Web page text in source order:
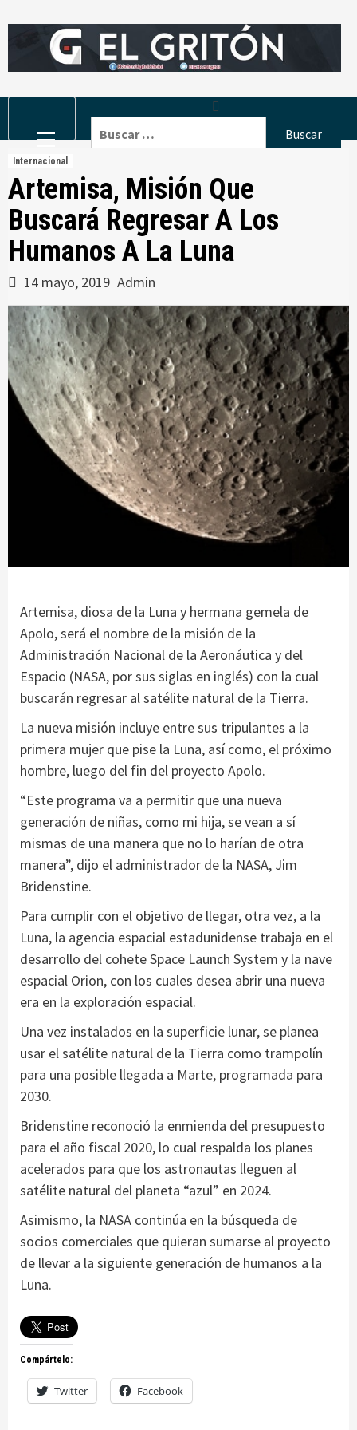
to
Menu
Internacional
Artemisa, Misión Que
Buscará Regresar A Los
Humanos A La Luna
14 mayo, 2019 Admin
Artemisa, diosa de la Luna y hermana gemela de
Apolo, será el nombre de la misión de la
Administración Nacional de la Aeronáutica y del
Espacio (NASA, por sus siglas en inglés) con la cual
buscarán regresar al satélite natural de la Tierra.
La nueva misión incluye entre sus tripulantes a la
primera mujer que pise la Luna, así como, el próximo
hombre, luego del fin del proyecto Apolo.
“Este programa va a permitir que una nueva
generación de niñas, como mi hija, se vean a sí
mismas de una manera que no lo harían de otra
manera”, dijo el administrador de la NASA, Jim
Bridenstine.
Para cumplir con el objetivo de llegar, otra vez, a la
Luna, la agencia espacial estadunidense trabaja en el
desarrollo del cohete Space Launch System y la nave
espacial Orion, con los cuales desea abrir una nueva
era en la exploración espacial.
Una vez instalados en la superficie lunar, se planea
usar el satélite natural de la Tierra como trampolín
para una posible llegada a Marte, programada para
2030.
Bridenstine reconoció la enmienda del presupuesto
para el año fiscal 2020, lo cual respalda los planes
acelerados para que los astronautas lleguen al
satélite natural del planeta “azul” en 2024.
Asimismo, la NASA continúa en la búsqueda de
socios comerciales que quieran sumarse al proyecto
de llevar a la siguiente generación de humanos a la
Luna.
Compártelo:
Twitter Facebook